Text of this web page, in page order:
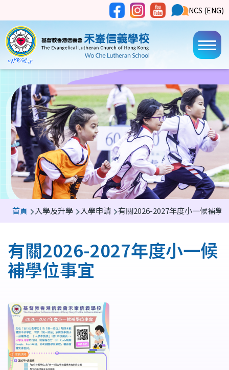
Social
Media
NCS
Button
NCS (ENG)
Main
導
連
結
首頁 入學及升學 入學申請 有關2026-2027年度小一候補學
有關2026-2027年度小一候
補學位事宜